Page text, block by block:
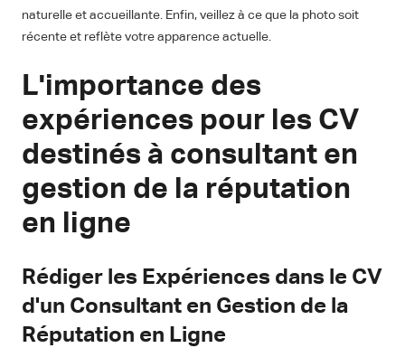
naturelle et accueillante. Enfin, veillez à ce que la photo soit
récente et reflète votre apparence actuelle.
L'importance des
expériences pour les CV
destinés à consultant en
gestion de la réputation
en ligne
Rédiger les Expériences dans le CV
d'un Consultant en Gestion de la
Réputation en Ligne